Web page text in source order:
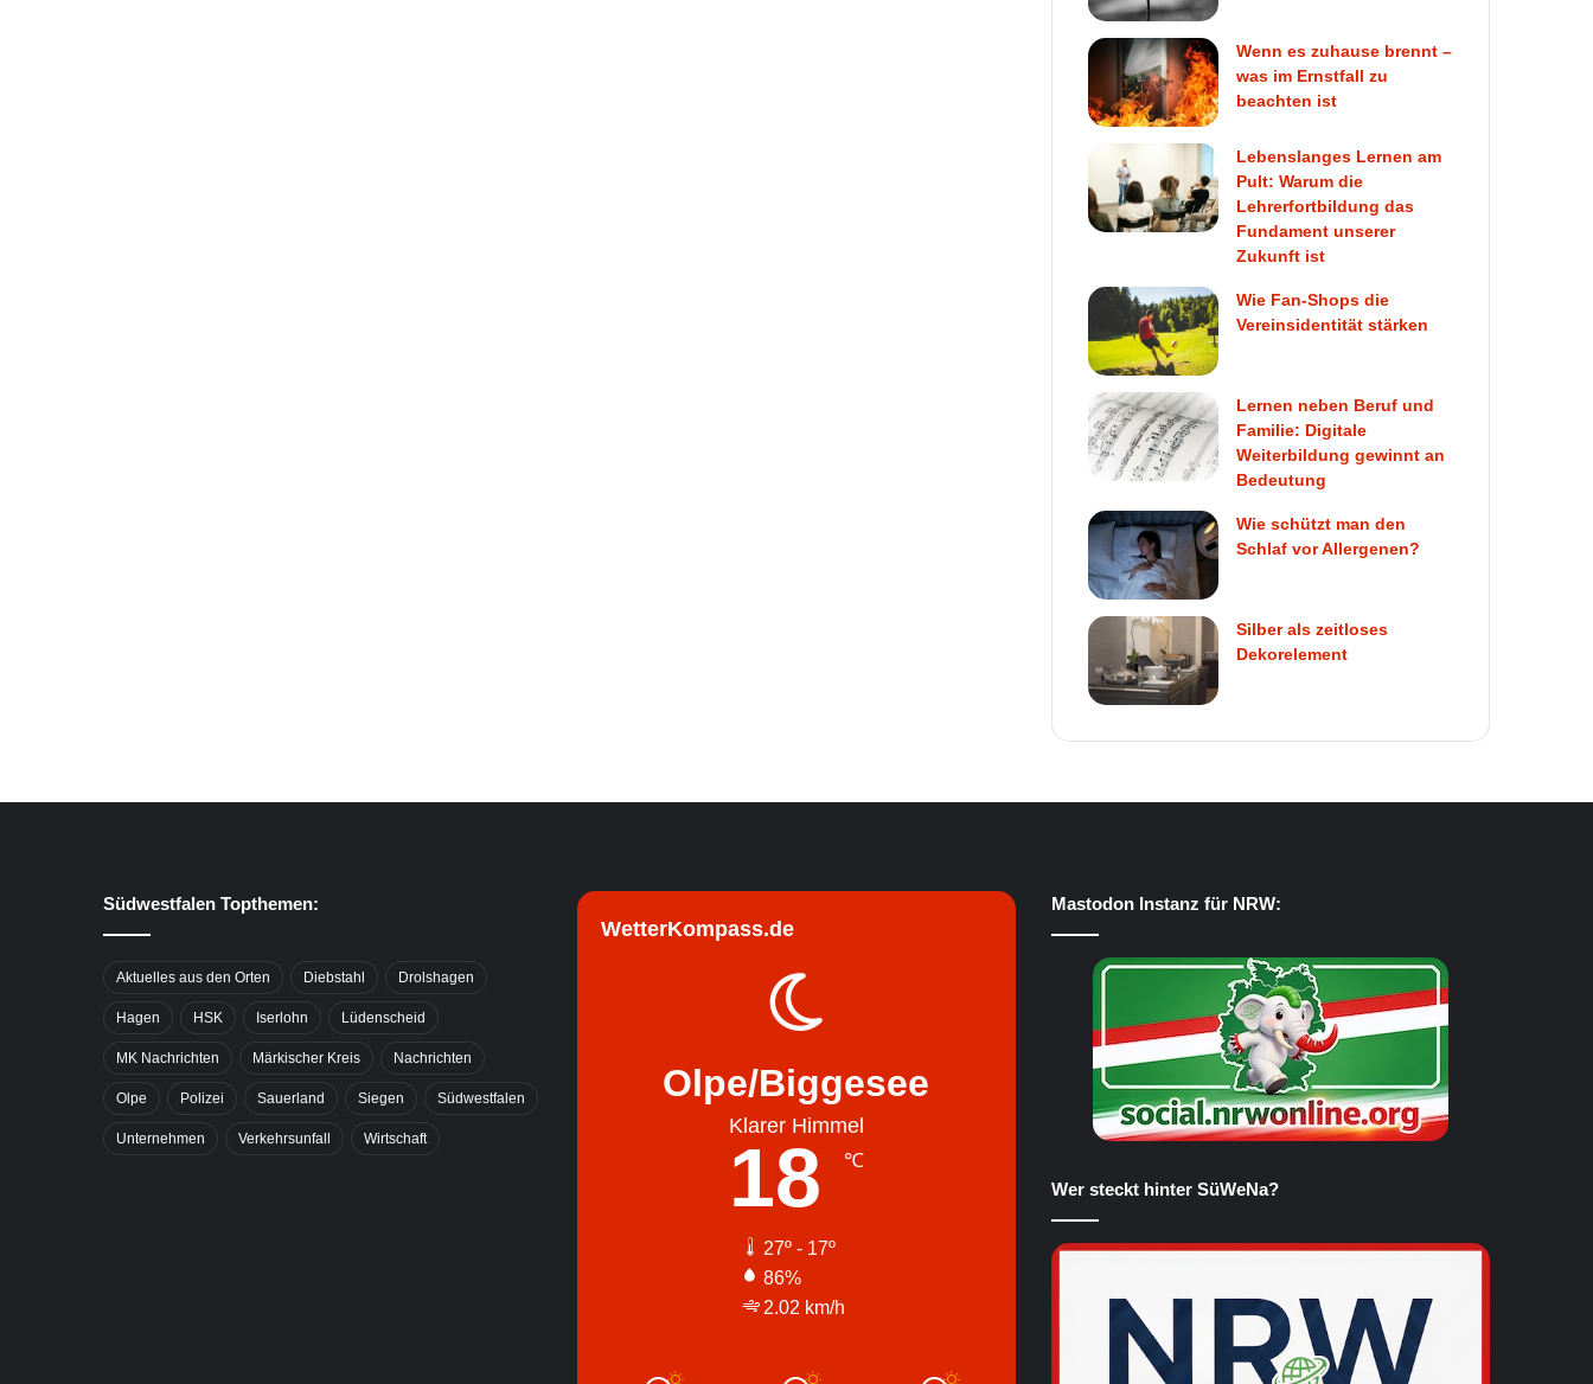
Wenn es zuhause brennt –
was im Ernstfall zu
beachten ist
Lebenslanges Lernen am
Pult: Warum die
Lehrerfortbildung das
Fundament unserer
Zukunft ist
Wie Fan-Shops die
Vereinsidentität stärken
Lernen neben Beruf und
Familie: Digitale
Weiterbildung gewinnt an
Bedeutung
Wie schützt man den
Schlaf vor Allergenen?
Silber als zeitloses
Dekorelement
Südwestfalen Topthemen:
Aktuelles aus den Orten Diebstahl Drolshagen
Hagen HSK Iserlohn Lüdenscheid
MK Nachrichten Märkischer Kreis Nachrichten
Olpe Polizei Sauerland Siegen Südwestfalen
Unternehmen Verkehrsunfall Wirtschaft
WetterKompass.de
Olpe/Biggesee
Klarer Himmel
18 ℃
27º - 17º
86%
2.02 km/h
Mastodon Instanz für NRW:
Wer steckt hinter SüWeNa?